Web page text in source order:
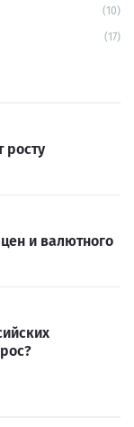
(10)
(17)
росту
и валютного